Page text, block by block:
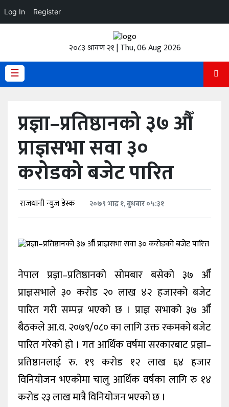
Log In Register
२०८३ श्रावण २१ | Thu, 06 Aug 2026
☰
अपडेट
प्रदेश
प्रज्ञा–प्रतिष्ठानको ३७ औँ
प्राज्ञसभा सवा ३०
करोडको बजेट पारित
राजधानी न्युज डेस्क २०७९ भाद्र १, बुधबार ०५:३१
नेपाल प्रज्ञा–प्रतिष्ठानको सोमबार बसेको ३७ औँ
प्राज्ञसभाले ३० करोड २० लाख ४२ हजारको बजेट
पारित गरी सम्पन्न भएको छ । प्राज्ञ सभाको ३७ औँ
बैठकले आ.व. २०७९/०८० का लागि उक्त रकमको बजेट
पारित गरेको हो । गत आर्थिक वर्षमा सरकारबाट प्रज्ञा–
प्रतिष्ठानलाई रु. १९ करोड १२ लाख ६४ हजार
विनियोजन भएकोमा चालु आर्थिक वर्षका लागि रु १४
करोड २३ लाख मात्रै विनियोजन भएको छ ।